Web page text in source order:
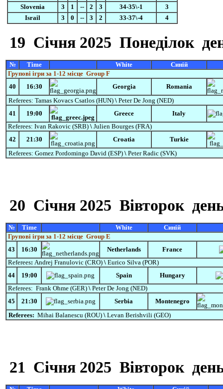
Slovenia
3 1 -- 2 3 34-35\-1
3
Israil
3 0 -- 3 2 33-37\-4 4
19 Cічня 2025 Понеділок
№ Time White
Синій
Групові ігри за 1-12 місце Group F
40
16:30 Georgia
Romania
Referees: Tamas Kovacs Csatlos (HUN) \ Peter De Jong (NED)
41
19:00 Greece
Italy
Referees: Ivan Rakovic (SRB) \ Julien Bourges (FRA)
42
21:30 Croatia
Turkie
Referees: Gomez Pordomingo David (ESP) \ Peter Radic (SVK)
20 Cічня 2025 Вівторок
№ Time White
Синій
Групові ігри за 1-12 місце Group E
43
16:30 Netherlands
France
Referees: Andrej Franulovic (CRO) \ Eurico Silva (POR)
44
19:00 Spain
Hungary
Referees: Frank Ohme (GER) \ Peter De Jong (NED)
45
21:30 Serbia
Montenegro
Referees: Mihai Balanescu (ROU) \ Levan Berishvili (GEO)
21 Cічня 2025 Вівторок